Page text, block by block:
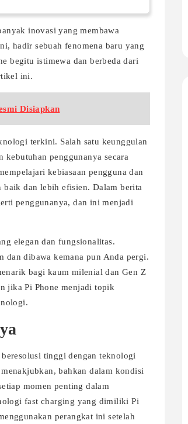
inovasi yang membawa
hadir sebuah fenomena baru yang
begitu istimewa dan berbeda dari
ini.
Disiapkan
terkini. Salah satu keunggulan
kebutuhan penggunanya secara
kebiasaan pengguna dan
baik dan lebih efisien. Dalam berita
penggunanya, dan ini menjadi
elegan dan fungsionalitas.
dan dibawa kemana pun Anda pergi.
bagi kaum milenial dan Gen Z
jika Pi Phone menjadi topik
tinggi dengan teknologi
bahkan dalam kondisi
momen penting dalam
fast charging yang dimiliki Pi
perangkat ini setelah